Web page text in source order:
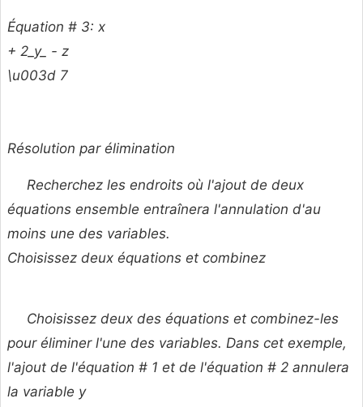
Équation # 3: x
+ 2_y_ - z
\u003d 7
Résolution par élimination
Recherchez les endroits où l'ajout de deux
équations ensemble entraînera l'annulation d'au
moins une des variables.
Choisissez deux équations et combinez
Choisissez deux des équations et combinez-les
pour éliminer l'une des variables. Dans cet exemple,
l'ajout de l'équation # 1 et de l'équation # 2 annulera
la variable y